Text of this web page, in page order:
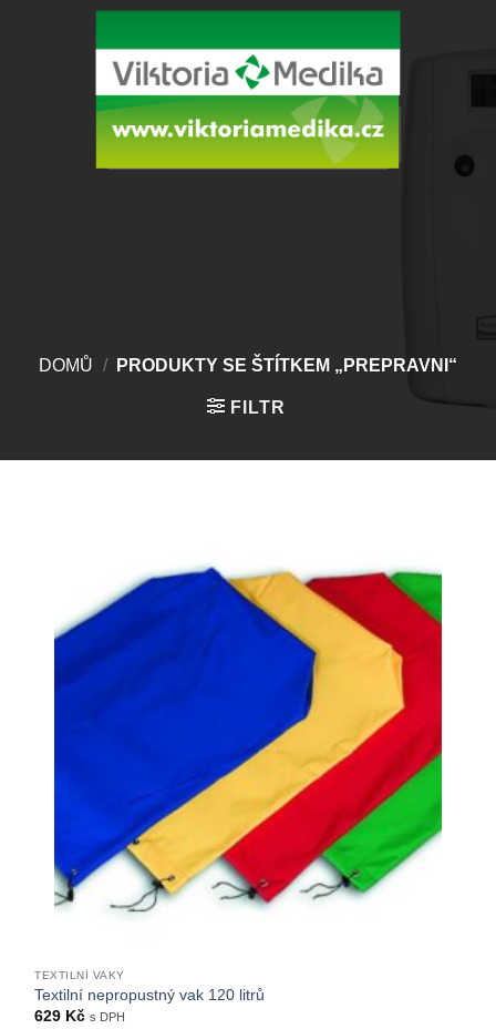
DOMŮ / PRODUKTY SE ŠTÍTKEM „PREPRAVNI“
FILTR
TEXTILNÍ VAKY
Textilní nepropustný vak 120 litrů
629 Kč s DPH